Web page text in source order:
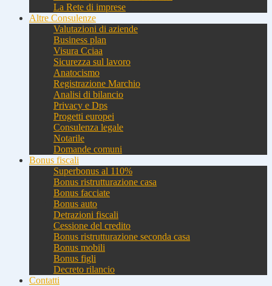
La Rete di imprese
Altre Consulenze
Valutazioni di aziende
Business plan
Visura Cciaa
Sicurezza sul lavoro
Anatocismo
Registrazione Marchio
Analisi di bilancio
Privacy e Dps
Progetti europei
Consulenza legale
Notarile
Domande comuni
Bonus fiscali
Superbonus al 110%
Bonus ristrutturazione casa
Bonus facciate
Bonus auto
Detrazioni fiscali
Cessione del credito
Bonus ristrutturazione seconda casa
Bonus mobili
Bonus figli
Decreto rilancio
Contatti